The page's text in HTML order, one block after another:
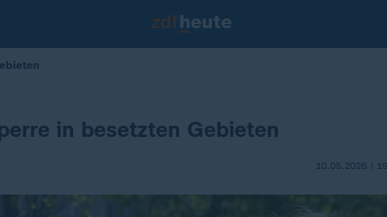
in besetzten Gebieten
10.05.2026 |